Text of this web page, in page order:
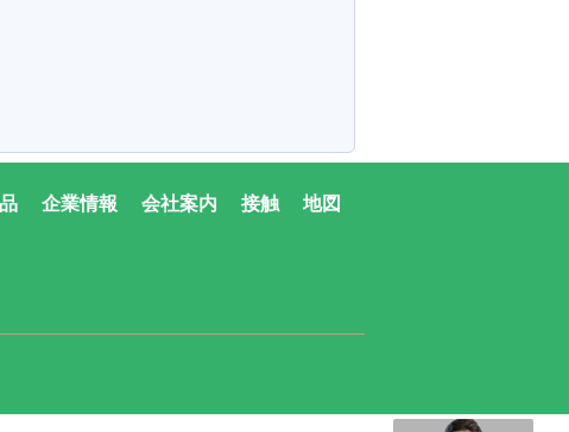
地図
接触
会社案内
企業情報